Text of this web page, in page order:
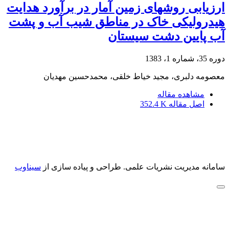
ارزیابی روشهای زمین آمار در برآورد هدایت
هیدرولیکی خاک در مناطق شیب آب و پشت
آب پایین دشت سیستان
دوره 35، شماره 1، 1383
معصومه دلبری، مجید خیاط خلقی، محمدحسین مهدیان
مشاهده مقاله
اصل مقاله 352.4 K
سامانه مدیریت نشریات علمی. طراحی و پیاده سازی از سیناوب